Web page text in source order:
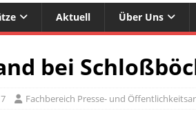
Aktuell Über Uns
bei
Fachbereich Presse- und